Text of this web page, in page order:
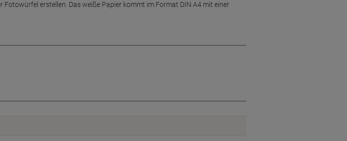
erstellen. Das weiße Papier kommt im Format DIN A4 mit einer